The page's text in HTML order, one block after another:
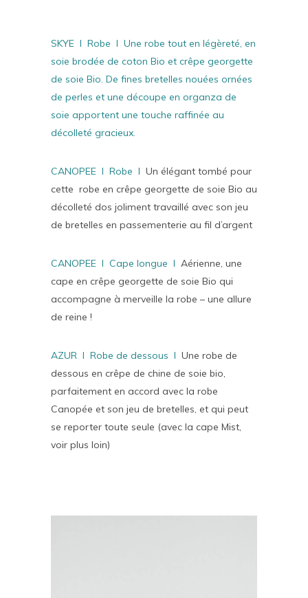
SKYE I Robe I Une robe tout en légèreté, en
soie brodée de coton Bio et crêpe georgette
de soie Bio. De fines bretelles nouées ornées
de perles et une découpe en organza de
soie apportent une touche raffinée au
décolleté gracieux.
CANOPEE I Robe I Un élégant tombé pour
cette robe en crêpe georgette de soie Bio au
décolleté dos joliment travaillé avec son jeu
de bretelles en passementerie au fil d’argent
CANOPEE I Cape longue I Aérienne, une
cape en crêpe georgette de soie Bio qui
accompagne à merveille la robe – une allure
de reine !
AZUR I Robe de dessous I Une robe de
dessous en crêpe de chine de soie bio,
parfaitement en accord avec la robe
Canopée et son jeu de bretelles, et qui peut
se reporter toute seule (avec la cape Mist,
voir plus loin)